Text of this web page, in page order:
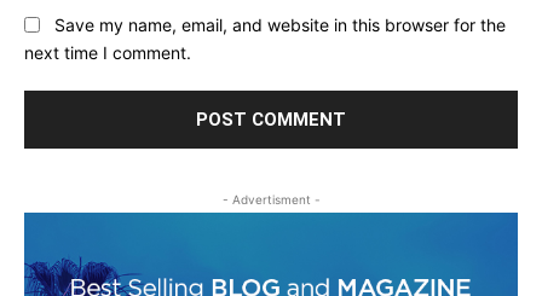
Save my name, email, and website in this browser for the
next time I comment.
- Advertisment -